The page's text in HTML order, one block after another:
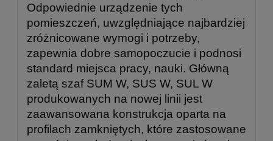
Odpowiednie urządzenie tych
pomieszczeń, uwzględniające najbardziej
zróżnicowane wymogi i potrzeby,
zapewnia dobre samopoczucie i podnosi
standard miejsca pracy, nauki. Główną
zaletą szaf SUM W, SUS W, SUL W
produkowanych na nowej linii jest
zaawansowana konstrukcja oparta na
profilach zamkniętych, które zastosowane